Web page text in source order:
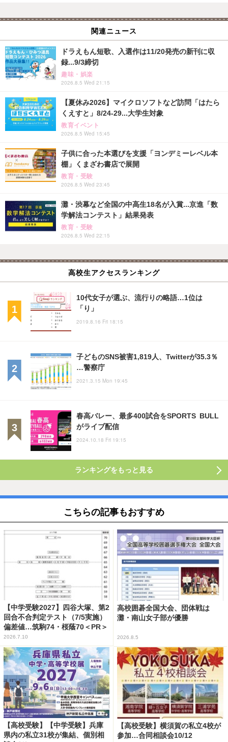
関連ニュース
ドラえもん短歌、入選作は11/20発売の新刊に収
録...9/3締切
趣味・娯楽
2026.8.5 Wed 21:15
【夏休み2026】マイクロソフトなど訪問「はたら
くえすと」8/24-29...大学生対象
教育イベント
2026.8.5 Wed 15:45
子供に合った本選びを支援「ヨンデミーレベル本
棚」くまざわ書店で展開
教育・受験
2026.8.5 Wed 23:45
灘・渋幕など全国の中高生18名が入賞...京進「数
学解法コンテスト」結果発表
教育・受験
2026.8.5 Wed 22:15
高校生アクセスランキング
10代女子が選ぶ、流行りの略語…1位は
「り」
2019.8.16 Fri 18:15
子どものSNS被害1,819人、Twitterが35.3％
…警察庁
2021.3.15 Mon 19:45
春高バレー、最多400試合をSPORTS BULL
がライブ配信
2024.10.18 Fri 19:15
ランキングをもっと見る
こちらの記事もおすすめ
【中学受験2027】四谷大塚、第2
回合不合判定テスト（7/5実施）
偏差値…筑駒74・桜蔭70＜PR＞
2026.7.10
高校囲碁全国大会、団体戦は
灘・南山女子部が優勝
2026.8.5
【高校受験】【中学受験】兵庫
県内の私立31校が集結、個別相
【高校受験】横須賀の私立4校が
参加…合同相談会10/12